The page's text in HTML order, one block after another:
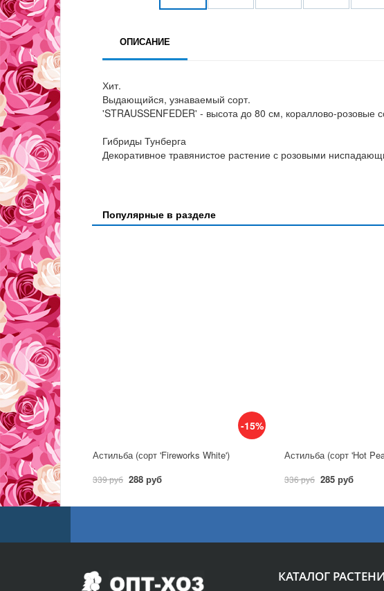
ОПИСАНИЕ
Хит.
Выдающийся, узнаваемый сорт.
'STRAUSSENFEDER' - высота до 80 см, кораллово-розовые
Гибриды Тунберга
Декоративное травянистое растение с розовыми
Популярные в разделе
-15%
Астильба (сорт 'Fireworks White')
339 руб 288 руб
Астильба (сорт 'Hot
336 руб 285 руб
КАТАЛОГ